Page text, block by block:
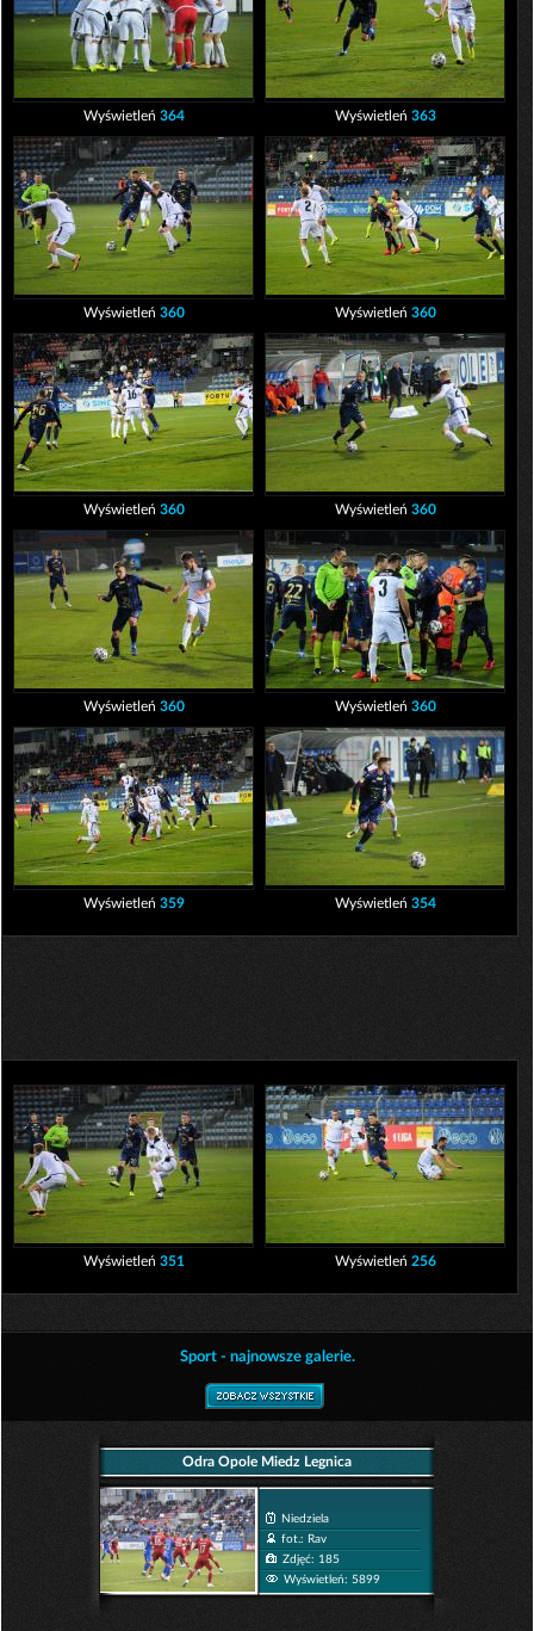
Wyświetleń 364 Wyświetleń 363
Wyświetleń 360 Wyświetleń 360
Wyświetleń 360 Wyświetleń 360
Wyświetleń 360 Wyświetleń 360
Wyświetleń 359 Wyświetleń 354
Wyświetleń 351 Wyświetleń 256
Sport - najnowsze galerie.
Odra Opole Miedz Legnica
Niedziela
fot.: Rav
Zdjęć: 185
Wyświetleń: 5899